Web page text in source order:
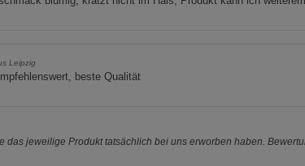
Leipzig
beste Qualität
jeweilige Produkt tatsächlich bei uns erworben haben.